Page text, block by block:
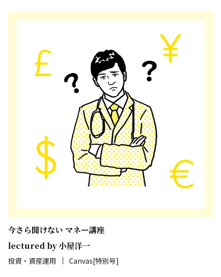
今さら聞けない マネー講座
lectured by 小屋洋一
投資・資産運用 Canvas[特別号]